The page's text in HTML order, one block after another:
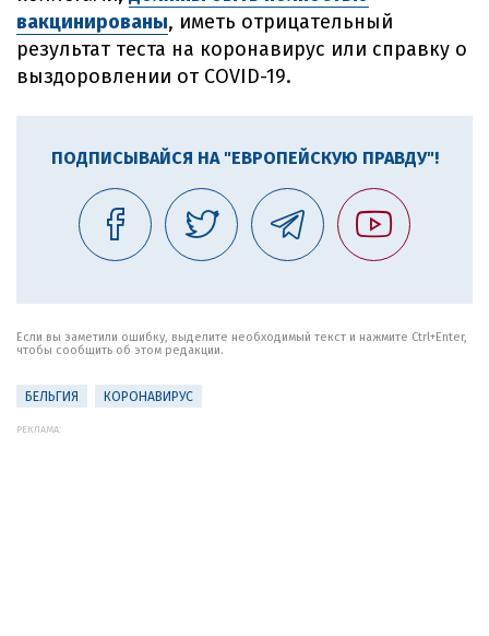
вакцинированы, иметь отрицательный
результат теста на коронавирус или справку о
выздоровлении от COVID-19.
ПОДПИСЫВАЙСЯ НА "ЕВРОПЕЙСКУЮ ПРАВДУ"!
Если вы заметили ошибку, выделите необходимый текст и нажмите Ctrl+Enter,
чтобы сообщить об этом редакции.
БЕЛЬГИЯ КОРОНАВИРУС
РЕКЛАМА: